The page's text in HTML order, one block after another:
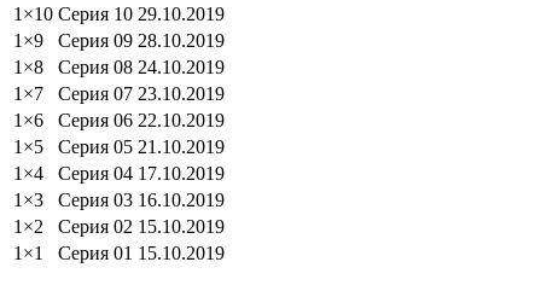
1×10 Серия 10 29.10.2019
1×9
Серия 09 28.10.2019
1×8
Серия 08 24.10.2019
1×7
Серия 07 23.10.2019
1×6
Серия 06 22.10.2019
1×5
Серия 05 21.10.2019
1×4
Серия 04 17.10.2019
1×3
Серия 03 16.10.2019
1×2
Серия 02 15.10.2019
1×1
Серия 01 15.10.2019